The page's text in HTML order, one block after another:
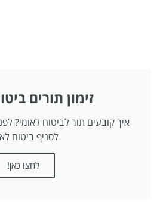
זימון תורים
איך קובעים תור לביטוח לאומי?
לסניף ביטוח
לחצו כאן!